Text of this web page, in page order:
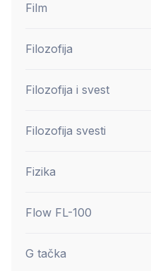
Film
Filozofija
Filozofija i svest
Filozofija svesti
Fizika
Flow FL-100
G tačka